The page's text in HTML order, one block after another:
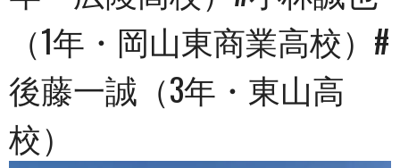
（1年・岡山東商業高校）#
後藤一誠（3年・東山高
校）